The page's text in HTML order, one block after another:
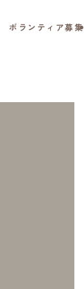
ボランティア募集